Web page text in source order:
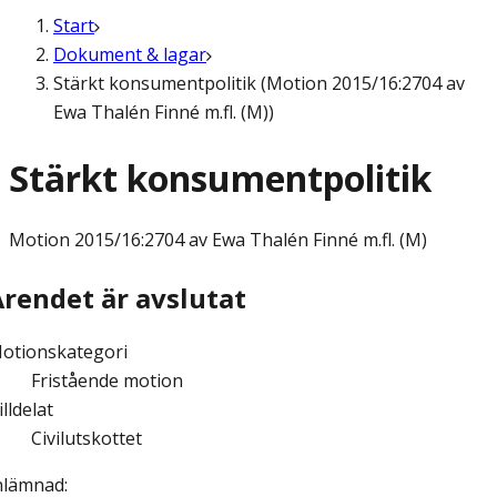
Start
Dokument & lagar
Stärkt konsumentpolitik (Motion 2015/16:2704 av
Ewa Thalén Finné m.fl. (M))
Stärkt konsumentpolitik
Motion 2015/16:2704 av Ewa Thalén Finné m.fl. (M)
är avslutat
Fristående motion
Civilutskottet
: